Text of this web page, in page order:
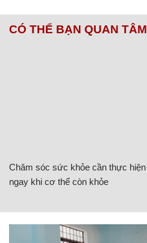
CÓ THỂ BẠN QUAN TÂM
Chăm sóc sức khỏe cần thực hiện
ngay khi cơ thể còn khỏe